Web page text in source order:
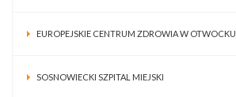
EUROPEJSKIE CENTRUM ZDROWIA W OTWOCKU
SOSNOWIECKI SZPITAL MIEJSKI